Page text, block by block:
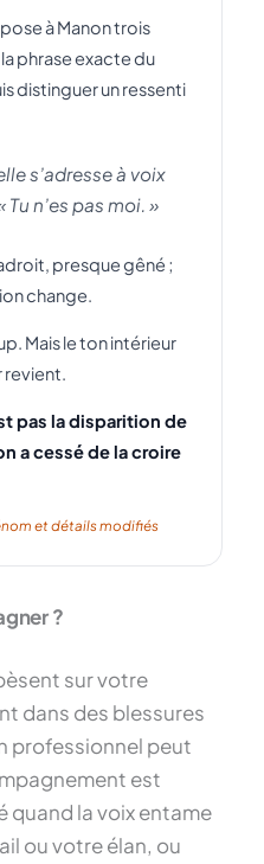
à Manon trois
phrase exacte du
distinguer un ressenti
s’adresse à voix
n’es pas moi. »
presque gêné ;
change.
Mais le ton intérieur
revient.
pas la disparition de
a cessé de la croire
et détails modifiés
?
sur votre
dans des blessures
professionnel peut
est
la voix entame
ou votre élan, ou